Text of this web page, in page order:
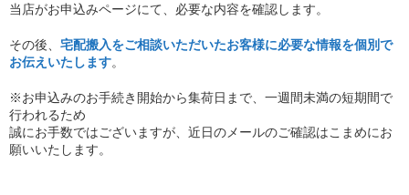
当店がお申込みページにて、必要な内容を確認します。
その後、 宅配搬入をご相談いただいたお客様に必要な情報を個別で
お伝えいたします。
※お申込みのお手続き開始から集荷日まで、一週間未満の短期間で
行われるため
誠にお手数ではございますが、近日のメールのご確認はこまめにお
願いいたします。